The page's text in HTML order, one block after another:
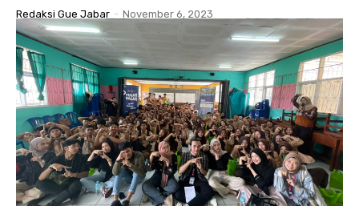
Redaksi Gue Jabar - November 6, 2023